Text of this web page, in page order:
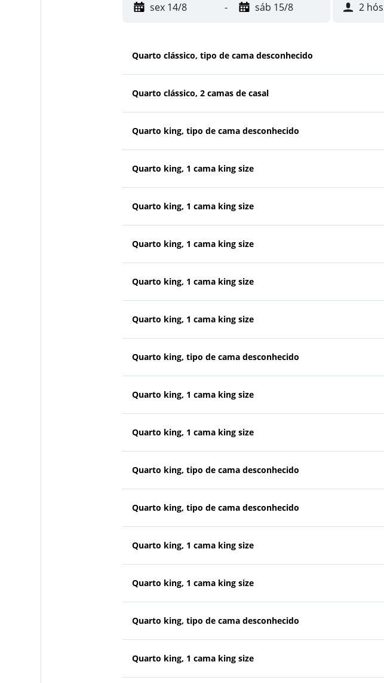
sex 14/8 - sáb 15/8 2
Quarto clássico, tipo de cama desconhecido
Quarto clássico, 2 camas de casal
Quarto king, tipo de cama desconhecido
Quarto king, 1 cama king size
Quarto king, 1 cama king size
Quarto king, 1 cama king size
Quarto king, 1 cama king size
Quarto king, 1 cama king size
Quarto king, tipo de cama desconhecido
Quarto king, 1 cama king size
Quarto king, 1 cama king size
Quarto king, tipo de cama desconhecido
Quarto king, tipo de cama desconhecido
Quarto king, 1 cama king size
Quarto king, 1 cama king size
Quarto king, tipo de cama desconhecido
Quarto king, 1 cama king size